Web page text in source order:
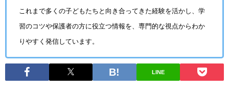
これまで多くの子どもたちと向き合ってきた経験を活かし、学
習のコツや保護者の方に役立つ情報を、専門的な視点からわか
りやすく発信しています。
LINE